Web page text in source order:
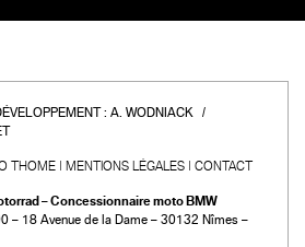
: A. WODNIACK
THOME MENTIONS LÉGALES CONTACT
– Concessionnaire moto BMW
– 18 Avenue de la Dame – 30132 Nîmes –